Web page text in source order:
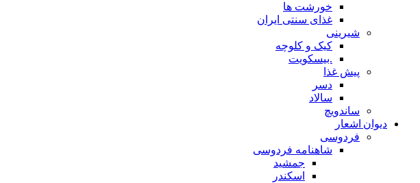
خورشت ها
غذای سنتی ایران
شیرینی
کیک و کلوچه
.بیسکویت
پیش غذا
دسر
سالاد
ساندویچ
دیوان اشعار
فردوسی
شاهنامه فردوسی
جمشید
اسکندر